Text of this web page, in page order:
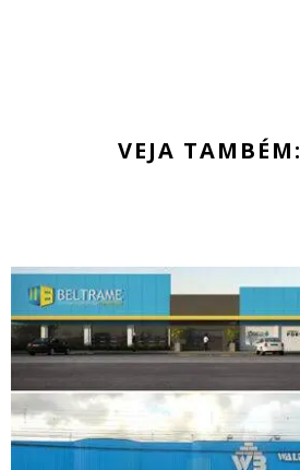
VEJA TAMBÉM: